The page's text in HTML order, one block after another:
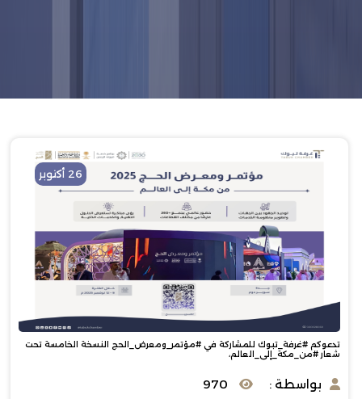
26 أكتوبر
تدعوكم #غرفة_تبوك للمشاركة في #مؤتمر_ومعرض_الحج النسخة الخامسة تحت
شعار #من_مكة_إلى_العالم،
بواسطة : 970